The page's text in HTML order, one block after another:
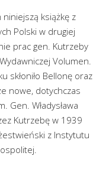
książkę z
Polski w drugiej
prac gen. Kutrzeby
Volumen.
skłoniło Bellonę oraz
nowe, dotychczas
Władysława
Kutrzebę w 1939
z Instytutu